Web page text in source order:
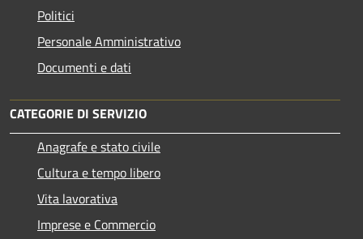
Politici
Personale Amministrativo
Documenti e dati
CATEGORIE DI SERVIZIO
Anagrafe e stato civile
Cultura e tempo libero
Vita lavorativa
Imprese e Commercio